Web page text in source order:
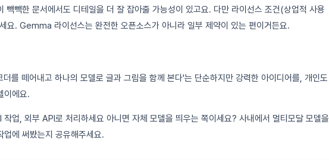
빽빽한 문서에서도 디테일을 더 잘 잡아줄 가능성이 있고요. 다만 라이선스 조건(상업적 사용
요. Gemma 라이선스는 완전한 오픈소스가 아니라 일부 제약이 있는 편이거든요.
를 떼어내고 하나의 모델로 글과 그림을 함께 본다'는 단순하지만 강력한 아이디어를, 개인도
이에요.
작업, 외부 API로 처리하세요 아니면 자체 모델을 띄우는 쪽이세요? 사내에서 멀티모달 모델을
에 써봤는지 공유해주세요.